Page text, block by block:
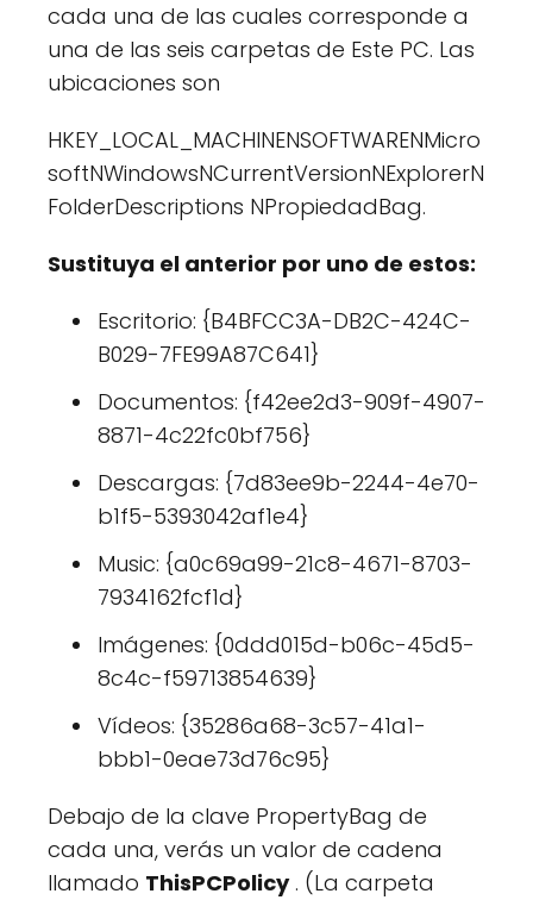
cada una de las cuales corresponde a
una de las seis carpetas de Este PC. Las
ubicaciones son
HKEY_LOCAL_MACHINENSOFTWARENMicro
softNWindowsNCurrentVersionNExplorerN
FolderDescriptions NPropiedadBag.
Sustituya el anterior por uno de estos:
Escritorio: {B4BFCC3A-DB2C-424C-
B029-7FE99A87C641}
Documentos: {f42ee2d3-909f-4907-
8871-4c22fc0bf756}
Descargas: {7d83ee9b-2244-4e70-
b1f5-5393042af1e4}
Music: {a0c69a99-21c8-4671-8703-
7934162fcf1d}
Imágenes: {0ddd015d-b06c-45d5-
8c4c-f59713854639}
Vídeos: {35286a68-3c57-41a1-
bbb1-0eae73d76c95}
Debajo de la clave PropertyBag de
cada una, verás un valor de cadena
llamado ThisPCPolicy. (La carpeta